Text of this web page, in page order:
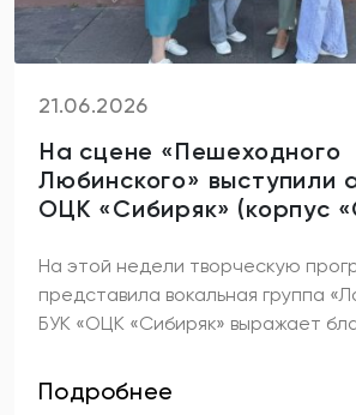
21.06.2026
️На сцене «Пешеходного
Любинского» выступили
ОЦК «Сибиряк» (корпус
На этой недели творческую
представила вокальная группа
БУК «ОЦК «Сибиряк» выражает
Подробнее